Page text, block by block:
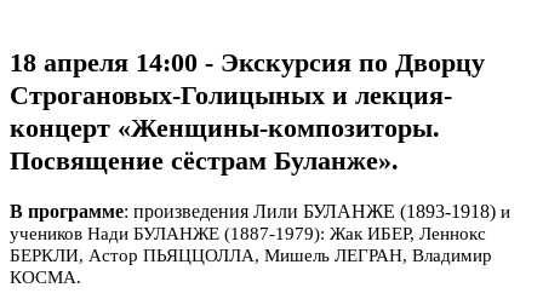
18 апреля 14:00 - Экскурсия по Дворцу
Строгановых-Голицыных и лекция-
концерт «Женщины-композиторы.
Посвящение сёстрам Буланже».
В программе: произведения Лили БУЛАНЖЕ (1893-1918) и
учеников Нади БУЛАНЖЕ (1887-1979): Жак ИБЕР, Леннокс
БЕРКЛИ, Астор ПЬЯЦЦОЛЛА, Мишель ЛЕГРАН, Владимир
КОСМА.